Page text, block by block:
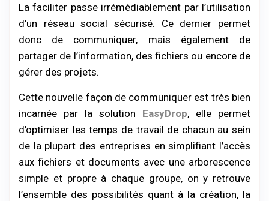
La faciliter passe irrémédiablement par l’utilisation
d’un réseau social sécurisé. Ce dernier permet
donc de communiquer, mais également de
partager de l’information, des fichiers ou encore de
gérer des projets.
Cette nouvelle façon de communiquer est très bien
incarnée par la solution EasyDrop, elle permet
d’optimiser les temps de travail de chacun au sein
de la plupart des entreprises en simplifiant l’accès
aux fichiers et documents avec une arborescence
simple et propre à chaque groupe, on y retrouve
l’ensemble des possibilités quant à la création, la